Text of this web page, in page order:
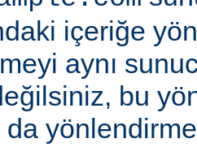
içeriğe
aynı
bu